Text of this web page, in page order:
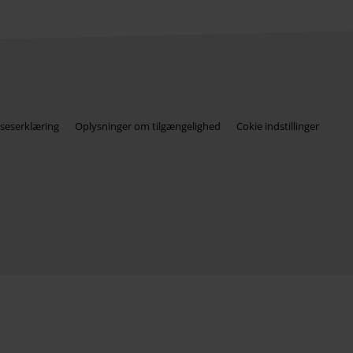
Oplysninger om tilgængelighed Cokie indstillinger